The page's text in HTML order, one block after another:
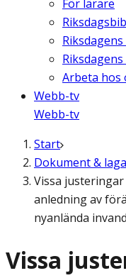
För lärare
Arbeta hos
Webb-tv
Webb-tv
Start
Dokument &
Vissa
anledning av
nyanlända
Vissa